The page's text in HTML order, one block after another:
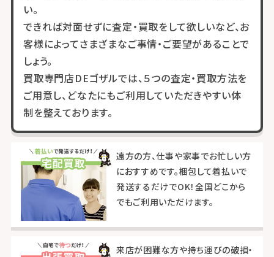
い。
できれば対面せずに査定・買取をして欲しいなど、お
客様によってさまざまなご事情・ご要望があることで
しょう。
買取専門店DEゴザルでは、５つの査定・買取方法を
ご用意し、どなたにもご利用していただきやすい体
制を整えております。
遠方の方、仕事や家事でお忙しい方
におすすめです。梱包して着払いで
発送するだけでOK！全国どこから
でもご利用いただけます。
来店が困難な方や持ち運びの破損・